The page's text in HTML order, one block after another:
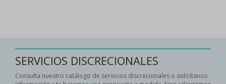
SERVICIOS DISCRECIONALES
Consulta nuestro catálogo de servicios discrecionales o solicítanos